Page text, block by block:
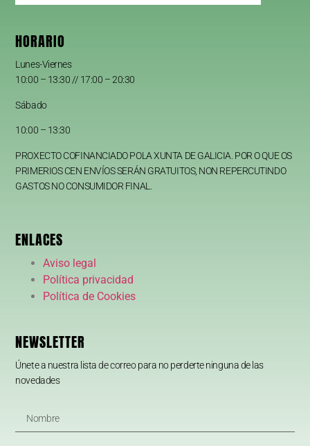
HORARIO
Lunes-Viernes
10:00 – 13:30 // 17:00 – 20:30
Sábado
10:00 – 13:30
PROXECTO COFINANCIADO POLA XUNTA DE GALICIA. POR O QUE OS
PRIMERIOS CEN ENVÍOS SERÁN GRATUITOS, NON REPERCUTINDO
GASTOS NO CONSUMIDOR FINAL.
ENLACES
Aviso legal
Política privacidad
Política de Cookies
NEWSLETTER
Únete a nuestra lista de correo para no perderte ninguna de las
novedades